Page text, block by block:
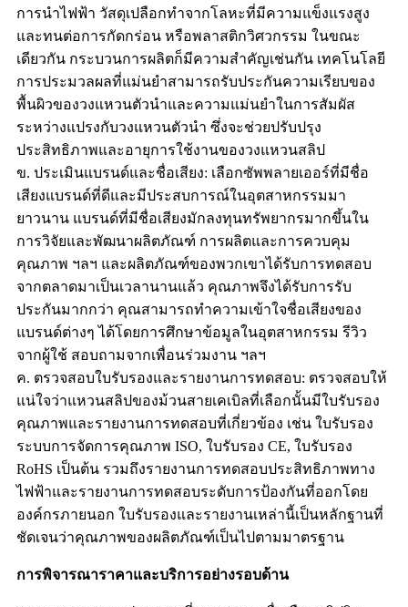
การนำไฟฟ้า วัสดุเปลือกทำจากโลหะที่มีความแข็งแรงสูง
และทนต่อการกัดกร่อน หรือพลาสติกวิศวกรรม ในขณะ
เดียวกัน กระบวนการผลิตก็มีความสำคัญเช่นกัน เทคโนโลยี
การประมวลผลที่แม่นยำสามารถรับประกันความเรียบของ
พื้นผิวของวงแหวนตัวนำและความแม่นยำในการสัมผัส
ระหว่างแปรงกับวงแหวนตัวนำ ซึ่งจะช่วยปรับปรุง
ประสิทธิภาพและอายุการใช้งานของวงแหวนสลิป
ข. ประเมินแบรนด์และชื่อเสียง: เลือกซัพพลายเออร์ที่มีชื่อ
เสียงแบรนด์ที่ดีและมีประสบการณ์ในอุตสาหกรรมมา
ยาวนาน แบรนด์ที่มีชื่อเสียงมักลงทุนทรัพยากรมากขึ้นใน
การวิจัยและพัฒนาผลิตภัณฑ์ การผลิตและการควบคุม
คุณภาพ ฯลฯ และผลิตภัณฑ์ของพวกเขาได้รับการทดสอบ
จากตลาดมาเป็นเวลานานแล้ว คุณภาพจึงได้รับการรับ
ประกันมากกว่า คุณสามารถทำความเข้าใจชื่อเสียงของ
แบรนด์ต่างๆ ได้โดยการศึกษาข้อมูลในอุตสาหกรรม รีวิว
จากผู้ใช้ สอบถามจากเพื่อนร่วมงาน ฯลฯ
ค. ตรวจสอบใบรับรองและรายงานการทดสอบ: ตรวจสอบให้
แน่ใจว่าแหวนสลิปของม้วนสายเคเบิลที่เลือกนั้นมีใบรับรอง
คุณภาพและรายงานการทดสอบที่เกี่ยวข้อง เช่น ใบรับรอง
ระบบการจัดการคุณภาพ ISO, ใบรับรอง CE, ใบรับรอง
RoHS เป็นต้น รวมถึงรายงานการทดสอบประสิทธิภาพทาง
ไฟฟ้าและรายงานการทดสอบระดับการป้องกันที่ออกโดย
องค์กรภายนอก ใบรับรองและรายงานเหล่านี้เป็นหลักฐานที่
ชัดเจนว่าคุณภาพของผลิตภัณฑ์เป็นไปตามมาตรฐาน
การพิจารณาราคาและบริการอย่างรอบด้าน